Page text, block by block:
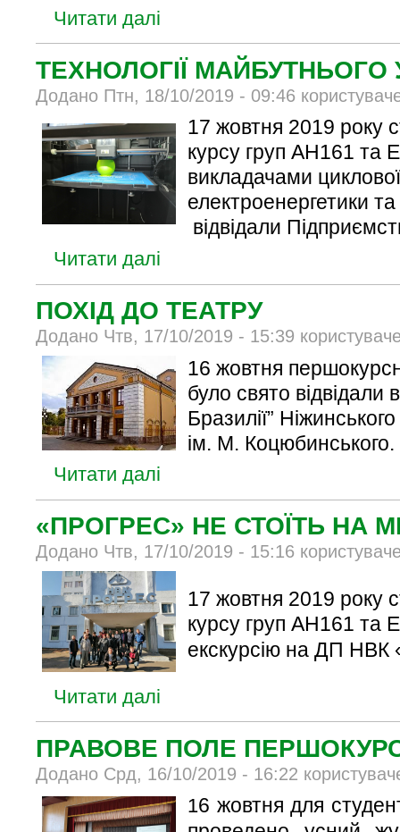
Читати далі
ТЕХНОЛОГІЇ МАЙБУТНЬОГО
Додано Птн, 18/10/2019 - 09:46
17 жовтня 2019 року
курсу груп АН161 та
викладачами циклової
електроенергетики
відвідали
Читати далі
ПОХІД ДО ТЕАТРУ
Додано Чтв, 17/10/2019 - 15:39
16 жовтня
було свято відвідали
Бразилії”
ім. М. Коцюбинського.
Читати далі
«ПРОГРЕС» НЕ СТОЇТЬ НА
Додано Чтв, 17/10/2019 - 15:16
17 жовтня 2019 року
курсу груп АН161 та
екскурсію на ДП НВК
Читати далі
ПРАВОВЕ ПОЛЕ
Додано Срд, 16/10/2019 - 16:22
16 жовтня для